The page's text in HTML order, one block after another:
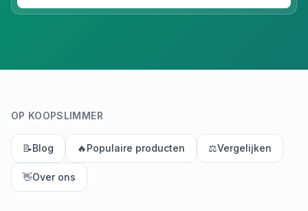
OP KOOPSLIMMER
📝Blog 🔥Populaire producten ⚖️Vergelijken
👋Over ons